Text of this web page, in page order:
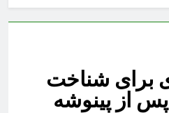
برای شناخت
از پینوشه